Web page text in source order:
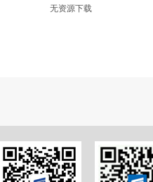
无资源下载